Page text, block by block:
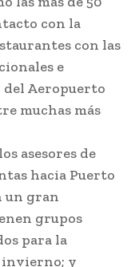
con la
con las
e
Aeropuerto
muchas más
asesores de
hacia Puerto
un gran
grupos
para la
invierno; y